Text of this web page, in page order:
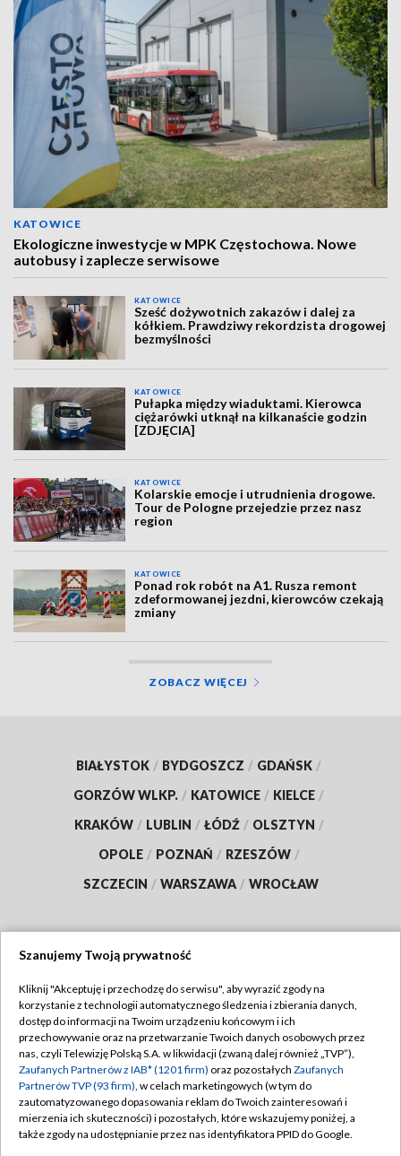
KATOWICE
Ekologiczne inwestycje w MPK Częstochowa. Nowe
autobusy i zaplecze serwisowe
KATOWICE
Sześć dożywotnich zakazów i dalej za
kółkiem. Prawdziwy rekordzista drogowej
bezmyślności
KATOWICE
Pułapka między wiaduktami. Kierowca
ciężarówki utknął na kilkanaście godzin
[ZDJĘCIA]
KATOWICE
Kolarskie emocje i utrudnienia drogowe.
Tour de Pologne przejedzie przez nasz
region
KATOWICE
Ponad rok robót na A1. Rusza remont
zdeformowanej jezdni, kierowców czekają
zmiany
ZOBACZ WIĘCEJ
BIAŁYSTOK / BYDGOSZCZ / GDAŃSK /
GORZÓW WLKP. / KATOWICE / KIELCE /
KRAKÓW / LUBLIN / ŁÓDŹ / OLSZTYN /
OPOLE / POZNAŃ / RZESZÓW /
SZCZECIN / WARSZAWA / WROCŁAW
TVP
Abonament TVP
Emisja w TVP
Centrum informacji TVP
Naziemna Telewizja Cyfrowa
Regulamin TVP
Polityka prywatności
Moje zgody
Pomoc
Szanujemy Twoją prywatność
Kliknij "Akceptuję i przechodzę do serwisu", aby wyrazić zgody na
korzystanie z technologii automatycznego śledzenia i zbierania danych,
dostęp do informacji na Twoim urządzeniu końcowym i ich
przechowywanie oraz na przetwarzanie Twoich danych osobowych przez
nas, czyli Telewizję Polską S.A. w likwidacji (zwaną dalej również „TVP”),
Zaufanych Partnerów z IAB* (1201 firm) oraz pozostałych Zaufanych
Partnerów TVP (93 firm), w celach marketingowych (w tym do
zautomatyzowanego dopasowania reklam do Twoich zainteresowań i
mierzenia ich skuteczności) i pozostałych, które wskazujemy poniżej, a
także zgody na udostępnianie przez nas identyfikatora PPID do Google.